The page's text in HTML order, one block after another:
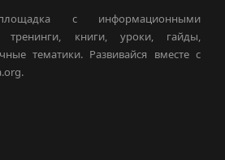
площадка с информационными
тренинги, книги, уроки, гайды,
тематики. Развивайся вместе с